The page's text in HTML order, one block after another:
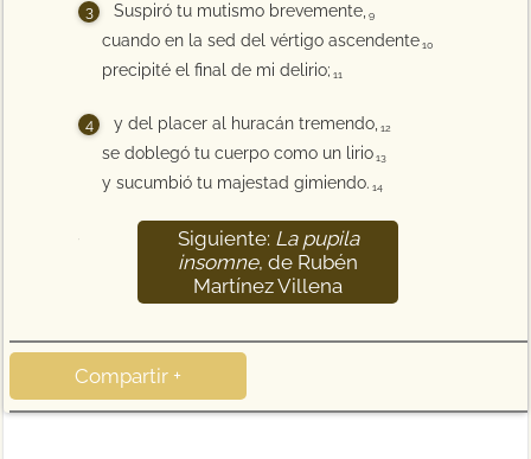
Suspiró tu mutismo brevemente, 9
cuando en la sed del vértigo ascendente 10
precipité el final de mi delirio; 11
y del placer al huracán tremendo, 12
se doblegó tu cuerpo como un lirio 13
y sucumbió tu majestad gimiendo. 14
Siguiente: La pupila
insomne, de Rubén
Martínez Villena
Compartir +